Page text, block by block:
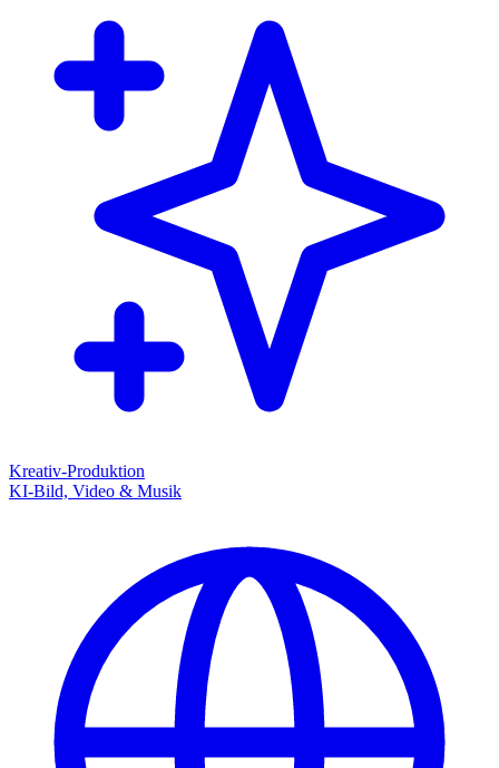
Kreativ-Produktion
KI-Bild, Video & Musik